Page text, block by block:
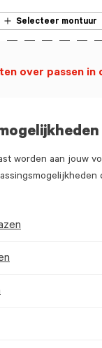
worden aan jouw
Selecteer montuur
over passen in